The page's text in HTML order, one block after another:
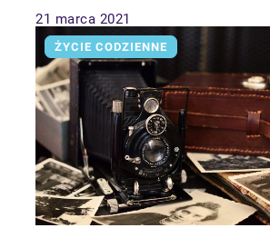
21 marca 2021
ŻYCIE CODZIENNE